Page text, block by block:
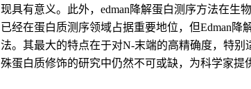
现具有意义。此外，edman降解蛋白测序方法在
已经在蛋白质测序领域占据重要地位，但Edman
法。其最大的特点在于对N-末端的高精确度，特
殊蛋白质修饰的研究中仍然不可或缺，为科学家